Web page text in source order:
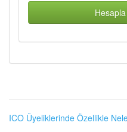
ICO Üyeliklerinde Özellikle